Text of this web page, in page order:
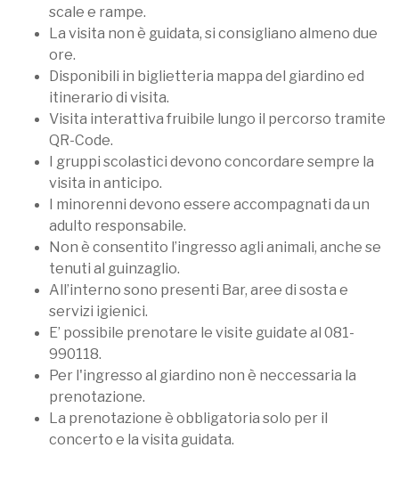
scale e rampe.
La visita non è guidata, si consigliano almeno due
ore.
Disponibili in biglietteria mappa del giardino ed
itinerario di visita.
Visita interattiva fruibile lungo il percorso tramite
QR-Code.
I gruppi scolastici devono concordare sempre la
visita in anticipo.
I minorenni devono essere accompagnati da un
adulto responsabile.
Non è consentito l’ingresso agli animali, anche se
tenuti al guinzaglio.
All’interno sono presenti Bar, aree di sosta e
servizi igienici.
E’ possibile prenotare le visite guidate al 081-
990118.
Per l'ingresso al giardino non è neccessaria la
prenotazione.
La prenotazione è obbligatoria solo per il
concerto e la visita guidata.